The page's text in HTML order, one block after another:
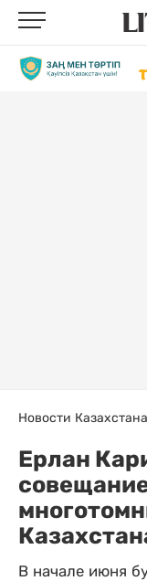
Новости Казахстана
Ерлан
В начале июня